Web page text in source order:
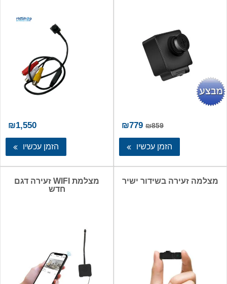
₪859
המחיר
המקורי
היה:
₪859.
₪779
הנוכחי
₪779.
הזמן עכשיו
₪1,550
הזמן עכשיו
מצלמה זעירה בשידור ישיר
מצלמת WIFI זעירה דגם
חדש